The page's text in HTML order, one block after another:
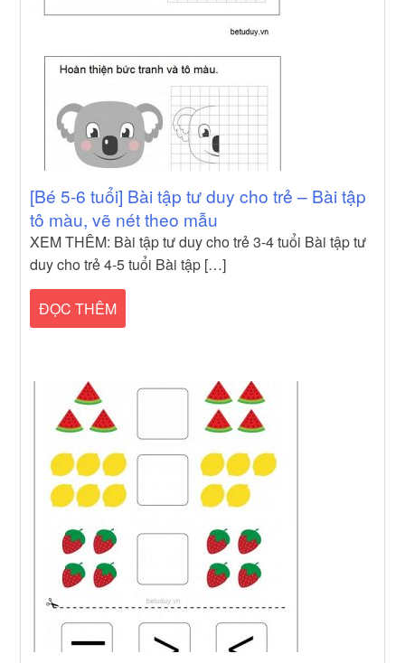
[Bé 5-6 tuổi] Bài tập tư duy cho trẻ – Bài tập
tô màu, vẽ nét theo mẫu
XEM THÊM: Bài tập tư duy cho trẻ 3-4 tuổi Bài tập tư
duy cho trẻ 4-5 tuổi Bài tập […]
ĐỌC THÊM